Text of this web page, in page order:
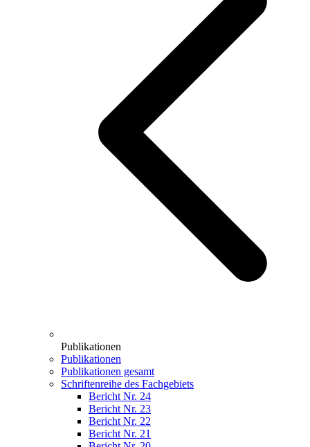
Publikationen
Publikationen
Publikationen gesamt
Schriftenreihe des Fachgebiets
Bericht Nr. 24
Bericht Nr. 23
Bericht Nr. 22
Bericht Nr. 21